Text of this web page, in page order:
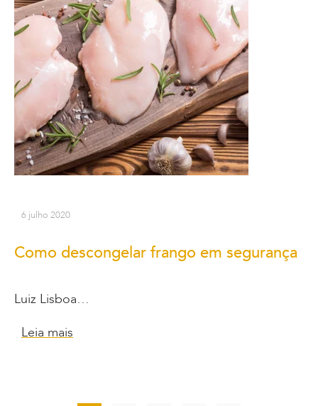
6 julho 2020
Como descongelar frango em segurança
Luiz Lisboa…
Leia mais